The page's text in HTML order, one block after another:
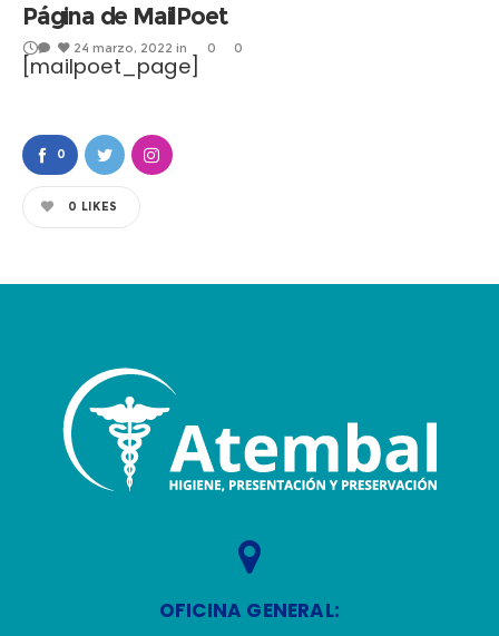
Página de MailPoet
24 marzo, 2022 in 0 0
[mailpoet_page]
0
0 LIKES
OFICINA GENERAL: